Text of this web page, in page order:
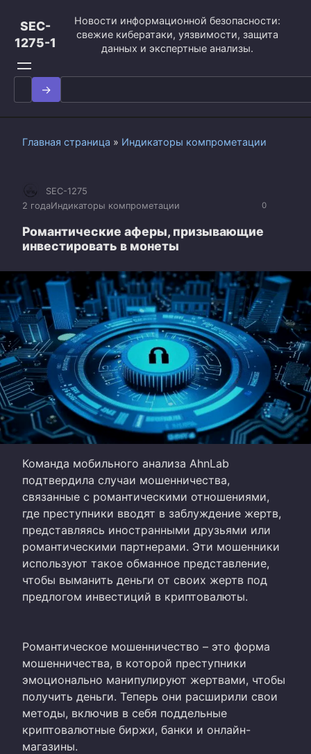
контенту
SEC-
1275-1
Новости информационной безопасности:
свежие кибератаки, уязвимости, защита
данных и экспертные анализы.
Search
for:
Главная страница » Индикаторы компрометации
0
SEC-1275
2 годаИндикаторы компрометации
Романтические аферы, призывающие
инвестировать в монеты
Команда мобильного анализа AhnLab
подтвердила случаи мошенничества,
связанные с романтическими отношениями,
где преступники вводят в заблуждение жертв,
представляясь иностранными друзьями или
романтическими партнерами. Эти мошенники
используют такое обманное представление,
чтобы выманить деньги от своих жертв под
предлогом инвестиций в криптовалюты.
Романтическое мошенничество – это форма
мошенничества, в которой преступники
эмоционально манипулируют жертвами, чтобы
получить деньги. Теперь они расширили свои
методы, включив в себя поддельные
криптовалютные биржи, банки и онлайн-
магазины.